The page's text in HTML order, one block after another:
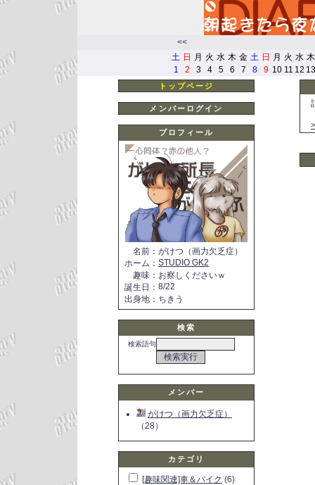
<<
土 日 月 火 水 木 金 土 日 月 火 水 木
1
2 3 4 5 6 7 8 9 10 11 12 13
トップページ
メンバーログイン
プロフィール
名前 ： がけつ（画力欠乏症）
ホーム ： STUDIO GK2
趣味 ： お察しくださいｗ
誕生日 ： 8/22
出身地 ： ちきう
検索
検索語句
メンバー
がけつ（画力欠乏症）
（28）
カテゴリ
[趣味関連]車＆バイク (6)